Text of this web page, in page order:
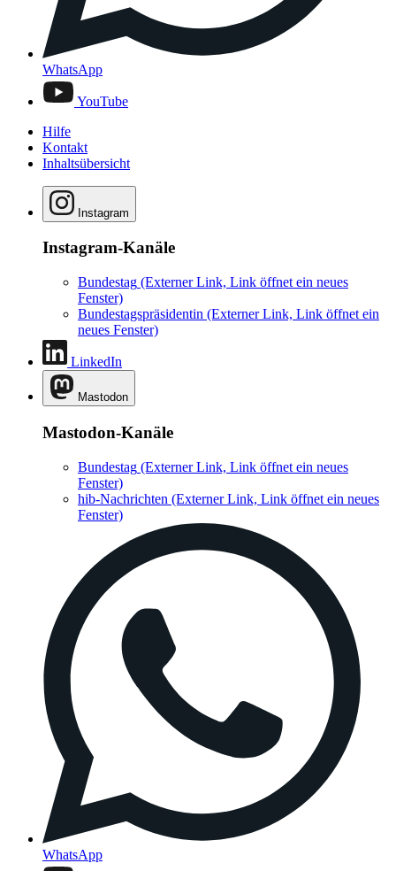
WhatsApp
YouTube
Hilfe
Kontakt
Inhaltsübersicht
Instagram
Instagram-Kanäle
Bundestag (Externer Link, Link öffnet ein neues
Fenster)
Bundestagspräsidentin (Externer Link, Link öffnet ein
neues Fenster)
LinkedIn
Mastodon
Mastodon-Kanäle
Bundestag (Externer Link, Link öffnet ein neues
Fenster)
hib-Nachrichten (Externer Link, Link öffnet ein neues
Fenster)
WhatsApp